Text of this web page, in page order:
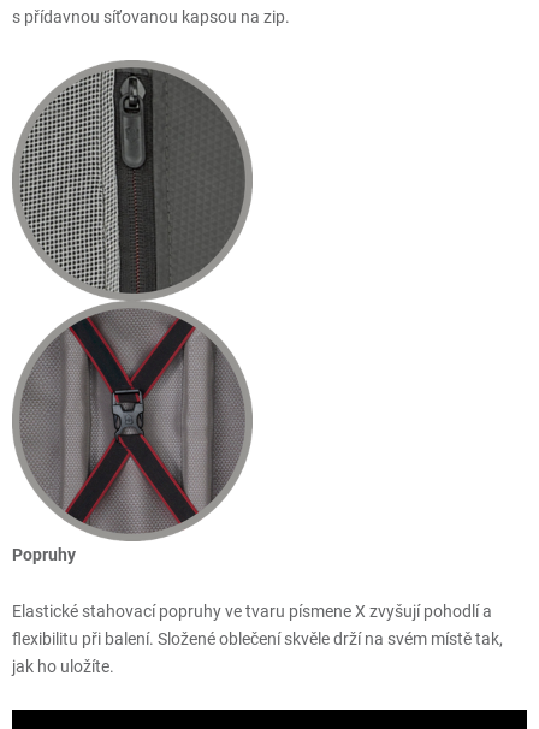
s přídavnou síťovanou kapsou na zip.
Popruhy
Elastické stahovací popruhy ve tvaru písmene X zvyšují pohodlí a
flexibilitu při balení. Složené oblečení skvěle drží na svém místě tak,
jak ho uložíte.